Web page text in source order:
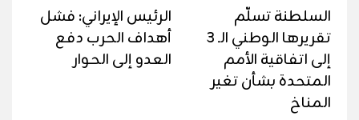
السلطنة تسلّم
تقريرها الوطني الـ 3
إلى اتفاقية الأمم
المتحدة بشأن تغير
المناخ
الرئيس الإيراني: فشل
أهداف الحرب دفع
العدو إلى الحوار